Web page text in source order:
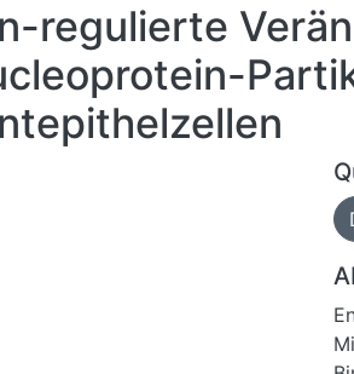
regulierte